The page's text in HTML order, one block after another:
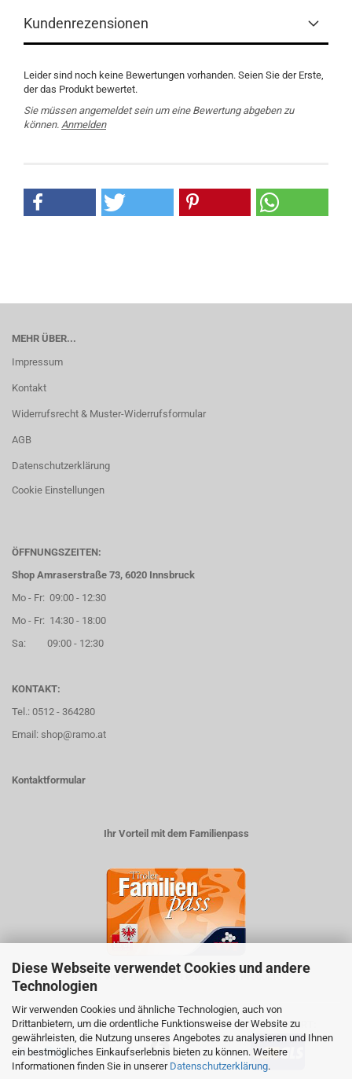
Diese Webseite verwendet Cookies und andere
Technologien
Wir verwenden Cookies und ähnliche Technologien, auch von
Drittanbietern, um die ordentliche Funktionsweise der Website zu
gewährleisten, die Nutzung unseres Angebotes zu analysieren und Ihnen
ein bestmögliches Einkaufserlebnis bieten zu können. Weitere
Informationen finden Sie in unserer Datenschutzerklärung.
Kundenrezensionen
Leider sind noch keine Bewertungen vorhanden. Seien Sie der Erste,
der das Produkt bewertet.
Sie müssen angemeldet sein um eine Bewertung abgeben zu
können. Anmelden
MEHR ÜBER...
Impressum
Kontakt
Widerrufsrecht & Muster-Widerrufsformular
AGB
Datenschutzerklärung
Cookie Einstellungen
ÖFFNUNGSZEITEN:
Shop Amraserstraße 73, 6020 Innsbruck
Mo - Fr: 09:00 - 12:30
Mo - Fr: 14:30 - 18:00
Sa: 09:00 - 12:30
KONTAKT:
Tel.: 0512 - 364280
Email: shop@ramo.at
Kontaktformular
Ihr Vorteil mit dem Familienpass
5% auf viele im Geschäft erhältlichen Produkte
ZAHLUNGSARTEN VERSANDART: